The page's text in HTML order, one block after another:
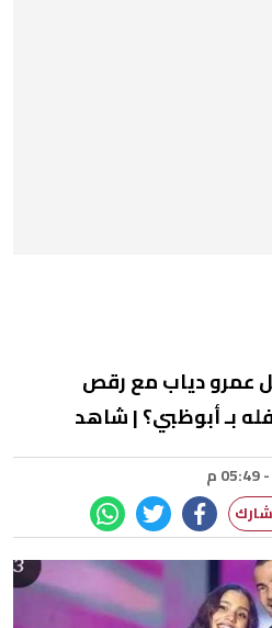
عمرو دياب مع رقص
بـ أبوظبي؟ | شاهد